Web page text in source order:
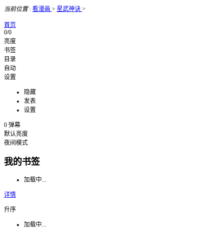
当前位置: 看漫画 > 星武神诀 >
首页
0/0
亮度
书签
目录
自动
设置
隐藏
发表
设置
0 弹幕
默认亮度
夜间模式
我的书签
加载中...
详情
升序
加载中...